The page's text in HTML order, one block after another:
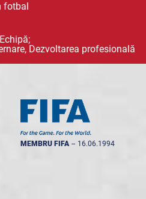
fotbal
Dezvoltarea profesională
MEMBRU FIFA -- 16.06.1994